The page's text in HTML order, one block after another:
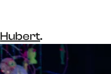
Hubert.